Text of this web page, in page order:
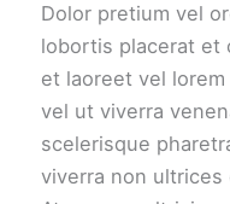
Dolor pretium vel
lobortis placerat et
et laoreet vel
vel ut viverra
scelerisque
viverra non ultrices